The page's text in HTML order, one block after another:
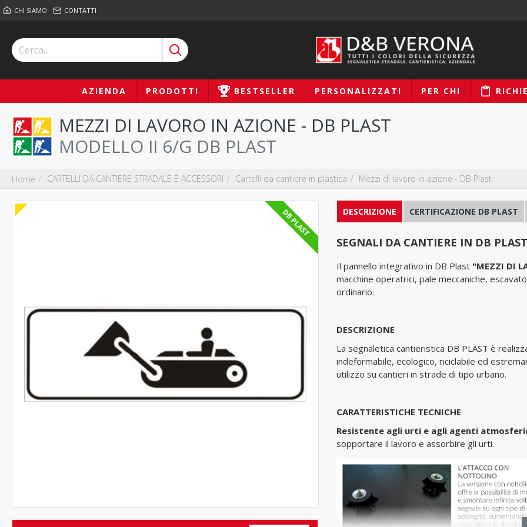
CHI SIAMO CONTATTI
AZIENDA PRODOTTI BESTSELLER PERSONALIZZATI PER CHI
Home CARTELLI DA CANTIERE STRADALE E ACCESSORI Cartelli da cantiere in plastica Mezzi di lavoro in azione - DB Plast
MEZZI DI LAVORO IN AZIONE - DB PLAST
MODELLO II 6/G DB PLAST
DB PLAST DESCRIZIONE CERTIFICAZIONE DB PLAST
SEGNALI DA CANTIERE IN DB PLAST
Il pannello integrativo in DB Plast"MEZZI DI
macchine operatrici, pale meccaniche,
ordinario.
DESCRIZIONE
La segnaletica cantieristica DB PLAST è
indeformabile, ecologico, riciclabile ed
utilizzo su cantieri in strade di tipo urbano.
CARATTERISTICHE TECNICHE
Resistente agli urti e agli agenti
sopportare il lavoro e assorbire gli urti.